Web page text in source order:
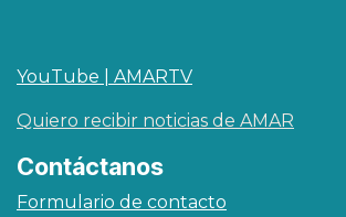
YouTube | AMARTV
Quiero recibir noticias de AMAR
Contáctanos
Formulario de contacto